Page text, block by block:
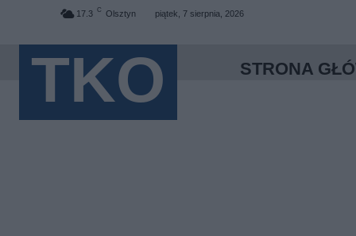
17.3 C Olsztyn piątek, 7 sierpnia, 2026
TKO STRONA